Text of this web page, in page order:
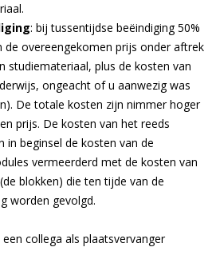
: bij tussentijdse beëindiging 50%
de overeengekomen prijs onder aftrek
studiemateriaal, plus de kosten van
ongeacht of u aanwezig was
De totale kosten zijn nimmer hoger
prijs. De kosten van het reeds
in beginsel de kosten van de
vermeerderd met de kosten van
blokken) die ten tijde van de
worden gevolgd.
collega als plaatsvervanger